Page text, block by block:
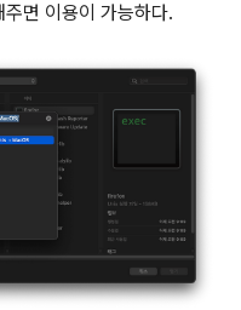
면 이용이 가능하다.